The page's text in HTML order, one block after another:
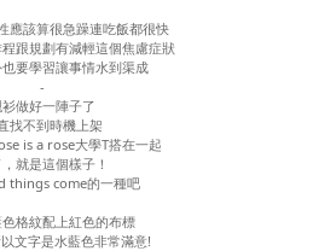
應該算很急躁連吃飯都很快
跟規劃有減輕這個焦慮症狀
要學習讓事情水到渠成
-
做好一陣子了
找不到時機上架
is a rose大學T搭在一起
就是這個樣子！
things come的一種吧
格紋配上紅色的布標
文字是水藍色非常滿意!